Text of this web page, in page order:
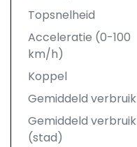
Topsnelheid
Acceleratie (0-100
km/h)
Koppel
Gemiddeld verbruik
Gemiddeld verbruik
(stad)